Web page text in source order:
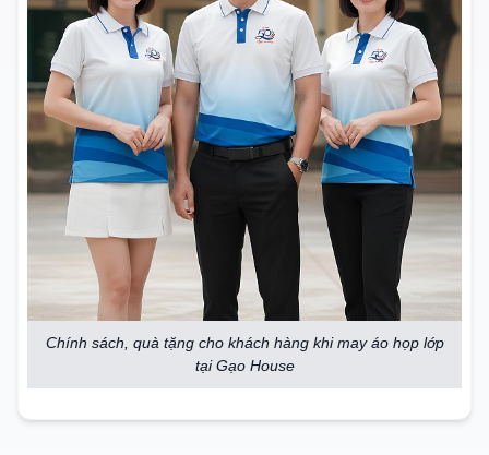
Chính sách, quà tặng cho khách hàng khi may áo họp lớp
tại Gạo House